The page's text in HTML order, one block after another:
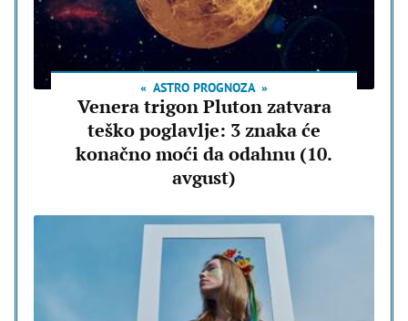
ASTRO PROGNOZA
Venera trigon Pluton zatvara
teško poglavlje: 3 znaka će
konačno moći da odahnu (10.
avgust)